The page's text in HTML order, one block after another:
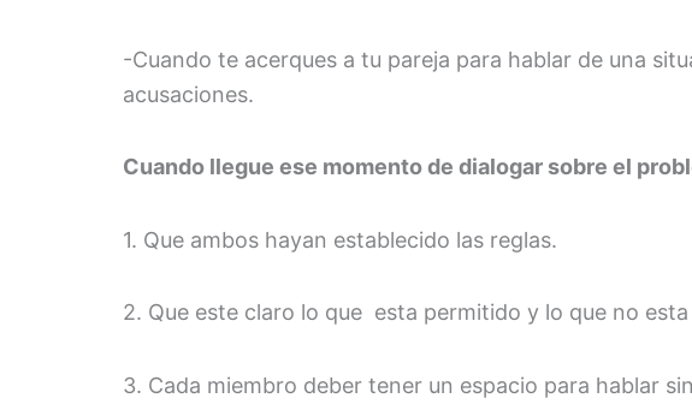
-Cuando te acerques a tu pareja para hablar de una
acusaciones.
Cuando llegue ese momento de dialogar sobre el
1. Que ambos hayan establecido las reglas.
2. Que este claro lo que esta permitido y lo que no
3. Cada miembro deber tener un espacio para hablar